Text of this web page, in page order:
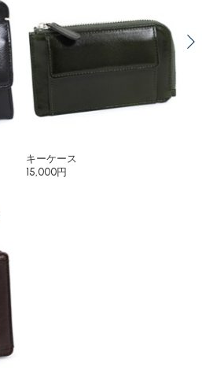
キーケース
15,000円